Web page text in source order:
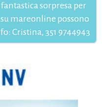
sorpresa per
mareonline possono
Cristina, 351 9744943